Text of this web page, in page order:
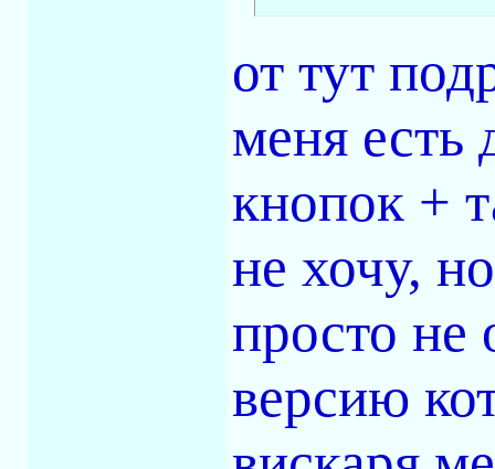
от тут
меня есть
кнопок +
не хочу,
просто не
версию